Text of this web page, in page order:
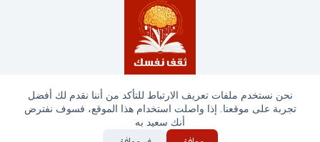
نحن نستخدم ملفات تعريف الارتباط للتأكد من أننا نقدم لك أفضل
تجربة على موقعنا. إذا واصلت استخدام هذا الموقع، فسوف نفترض
أنك سعيد به
جميع الحقوق محفوظة © ثقف نفسك 2025